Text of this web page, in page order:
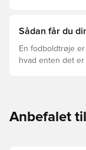
Sådan får du
En fodboldtrøje
hvad enten det
Anbefalet